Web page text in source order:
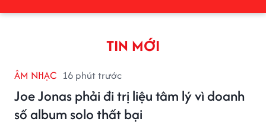
TIN MỚI
ÂM NHẠC 16 phút trước
Joe Jonas phải đi trị liệu tâm lý vì doanh
số album solo thất bại